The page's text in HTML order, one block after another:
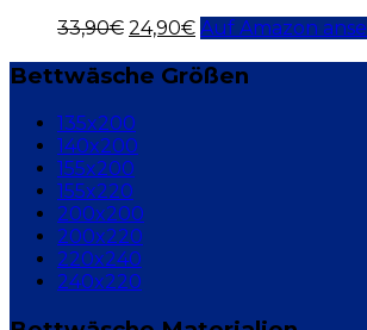
33,90€ 24,90€ Auf Amazon
Bettwäsche Größen
135x200
140x200
155x200
155x220
200x200
200x220
220x240
240x220